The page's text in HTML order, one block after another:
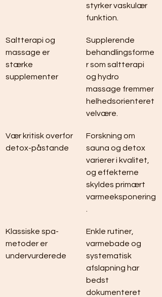
styrker vaskulær
funktion.
Saltterapi og
massage er
stærke
supplementer
Supplerende
behandlingsforme
r som saltterapi
og hydro
massage fremmer
helhedsorienteret
velvære.
Vær kritisk overfor
detox-påstande
Forskning om
sauna og detox
varierer i kvalitet,
og effekterne
skyldes primært
varmeeksponering
Klassiske spa-
metoder er
undervurderede
Enkle rutiner,
varmebade og
systematisk
afslapning har
bedst
dokumenteret